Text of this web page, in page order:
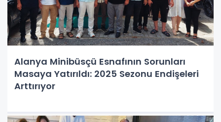
Alanya Minibüsçü Esnafının Sorunları
Masaya Yatırıldı: 2025 Sezonu Endişeleri
Arttırıyor